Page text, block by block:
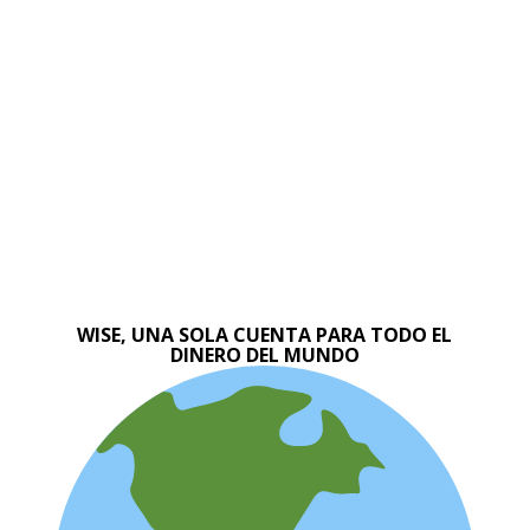
WISE, UNA SOLA CUENTA PARA TODO EL
DINERO DEL MUNDO